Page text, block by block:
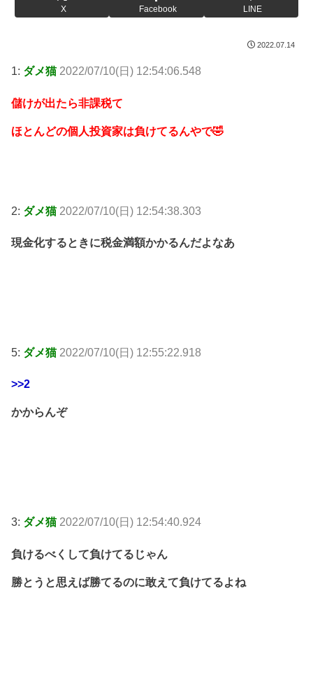
X Facebook LINE
2022.07.14
1: ダメ猫 2022/07/10(日) 12:54:06.548
儲けが出たら非課税て
ほとんどの個人投資家は負けてるんやで🤣
2: ダメ猫 2022/07/10(日) 12:54:38.303
現金化するときに税金満額かかるんだよなあ
5: ダメ猫 2022/07/10(日) 12:55:22.918
>>2
かからんぞ
3: ダメ猫 2022/07/10(日) 12:54:40.924
負けるべくして負けてるじゃん
勝とうと思えば勝てるのに敢えて負けてるよね